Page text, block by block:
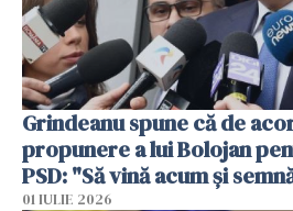
Grindeanu spune că de
propunere a lui Bolojan
PSD: "Să vină acum și
01 IULIE 2026